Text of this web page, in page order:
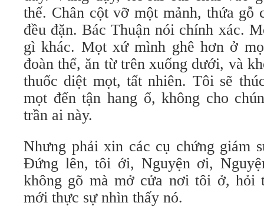
thế. Chân cột vỡ một mảnh, thứa
đều đặn. Bác Thuận nói chính xác.
gì khác. Mọt xứ mình ghê hơn ở
đoàn thể, ăn từ trên xuống dưới, và
thuốc diệt mọt, tất nhiên. Tôi sẽ
mọt đến tận hang ổ, không cho
trần ai này.
Nhưng phải xin các cụ chứng giám
Đứng lên, tôi ới, Nguyện ơi,
không gõ mà mở cửa nơi tôi ở,
mới thực sự nhìn thấy nó.